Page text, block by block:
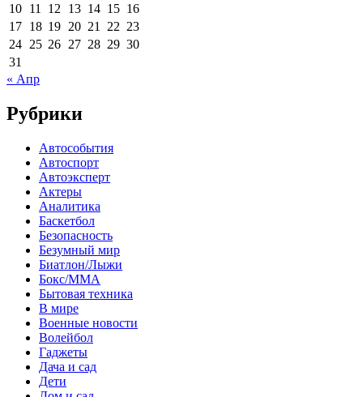
10 11 12 13 14 15 16
17 18 19 20 21 22 23
24 25 26 27 28 29 30
31
« Апр
Рубрики
Автособытия
Автоспорт
Автоэксперт
Актеры
Аналитика
Баскетбол
Безопасность
Безумный мир
Биатлон/Лыжи
Бокс/MMA
Бытовая техника
В мире
Военные новости
Волейбол
Гаджеты
Дача и сад
Дети